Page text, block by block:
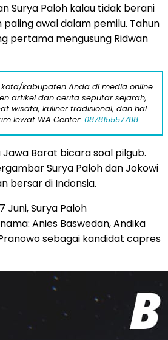
Surya Paloh kalau tidak berani
awal dalam pemilu. Tahun
pertama mengusung Ridwan
kota/kabupaten Anda di media online
artikel dan cerita seputar sejarah,
wisata, kuliner tradisional, dan hal
lewat WA Center: 087815557788.
Barat bicara soal pilgub.
Surya Paloh dan Jokowi
bersar di Indonsia.
Juni, Surya Paloh
Anies Baswedan, Andika
sebagai kandidat capres